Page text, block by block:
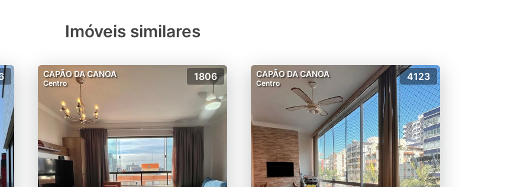
Imóveis similares
CAPÃO DA CANOA
Centro
1806 CAPÃO DA CANOA
Centro
4123